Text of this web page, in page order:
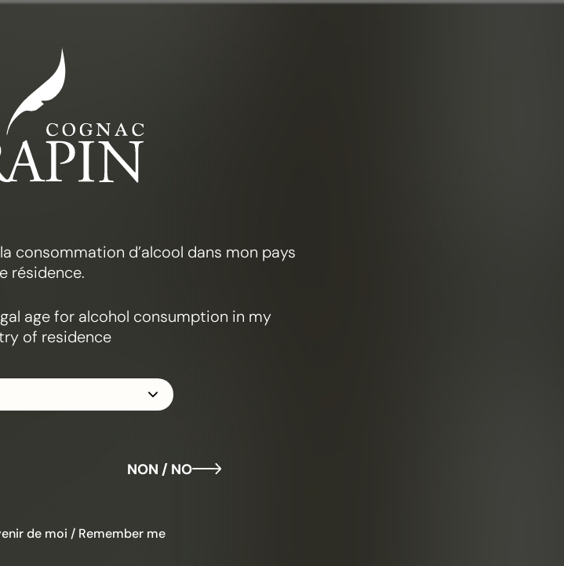
consommation d’alcool dans mon pays
résidence.
age for alcohol consumption in my
of residence
NON / NO
de moi / Remember me
参观路线知识